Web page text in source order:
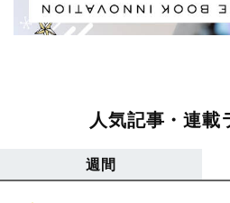
人気記事・連載
週間